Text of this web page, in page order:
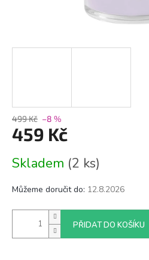
499 Kč –8 %
459 Kč
cena:
Skladem (2 ks)
Můžeme doručit do: 12.8.2026
PŘIDAT DO KOŠÍKU